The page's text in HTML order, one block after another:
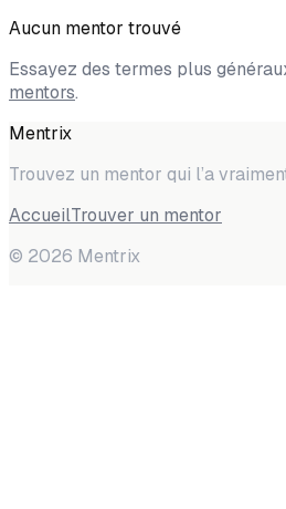
Aucun mentor trouvé
Essayez des termes plus
mentors.
Mentrix
Trouvez un mentor qui l’a
AccueilTrouver un mentor
© 2026 Mentrix